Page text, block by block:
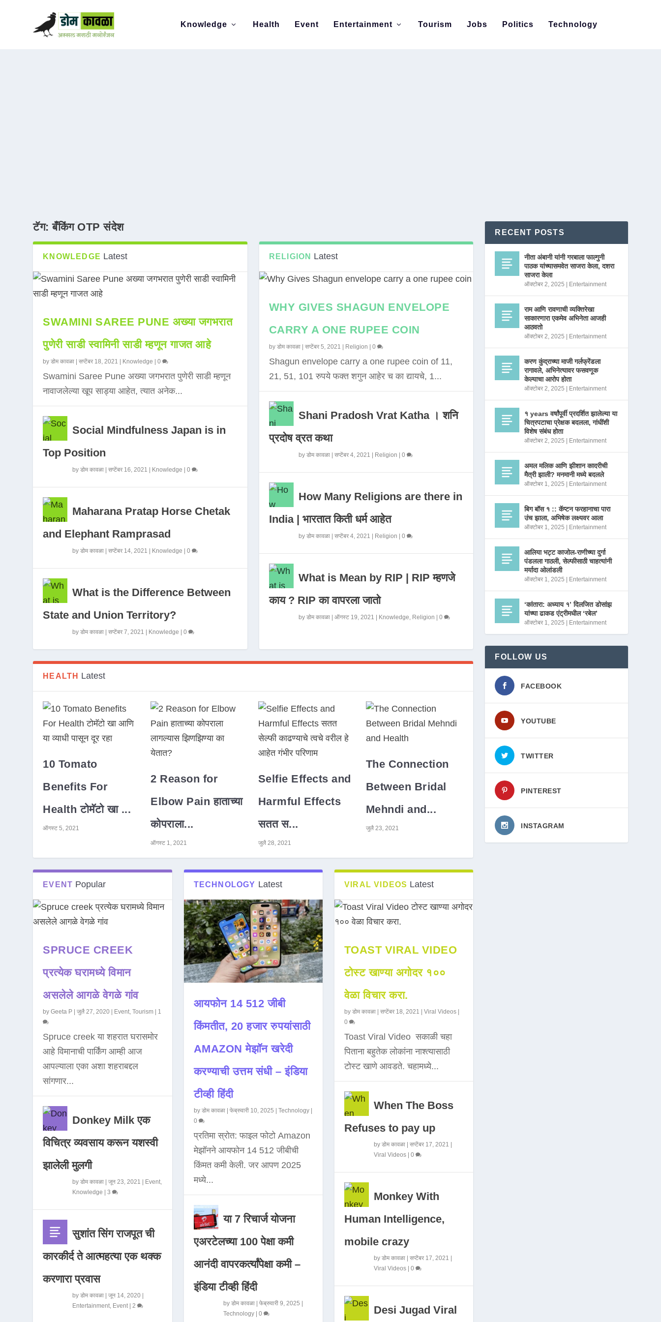
Knowledge Health Event Entertainment Tourism Jobs Politics Technology
टॅग:बँकिंग OTP संदेश
KNOWLEDGE Latest
SWAMINI SAREE PUNE अख्या जगभरात
पुणेरी साडी स्वामिनी साडी म्हणून गाजत आहे
byडोम कावळा |सप्टेंबर 18, 2021 Knowledge |0
Swamini Saree Pune अख्या जगभरात पुणेरी साडी म्हणून
नावाजलेल्या खूप साड्या आहेत, त्यात अनेक...
Social Mindfulness Japan is in
Top Position
byडोम कावळा |सप्टेंबर 16, 2021 Knowledge |0
Maharana Pratap Horse Chetak
and Elephant Ramprasad
byडोम कावळा |सप्टेंबर 14, 2021 Knowledge |0
What is the Difference Between
State and Union Territory?
byडोम कावळा |सप्टेंबर 7, 2021 Knowledge |0
RELIGION Latest
WHY GIVES SHAGUN ENVELOPE
CARRY A ONE RUPEE COIN
by डोम कावळा| सप्टेंबर 5, 2021 Religion 0
Shagun envelope carry a one rupee coin of 11,
21, 51, 101 रुपये फक्त शगुन आहेर च का द्यायचे, 1...
Shani Pradosh Vrat Katha । शनि
प्रदोष व्रत कथा
by डोम कावळा| सप्टेंबर 4, 2021 Religion 0
How Many Religions are there in
India | भारतात किती धर्म आहेत
by डोम कावळा| सप्टेंबर 4, 2021 Religion 0
What is Mean by RIP | RIP म्हणजे
काय ? RIP का वापरला जातो
by डोम कावळा| ऑगस्ट 19, 2021 Knowledge, Religion 0
HEALTH Latest
10 Tomato
Benefits For
Health टोमॅटो खा ...
ऑगस्ट 5, 2021
2 Reason for
Elbow Pain हाताच्या
कोपराला...
ऑगस्ट 1, 2021
Selfie Effects and
Harmful Effects
सतत स...
जुलै 28, 2021
The Connection
Between Bridal
Mehndi and...
जुलै 23, 2021
EVENT Popular
SPRUCE CREEK
प्रत्येक घरामध्ये विमान
असलेले आगळे वेगळे गांव
byGeeta P |जुलै 27, 2020 | Event ,Tourism | 1
Spruce creek या शहरात घरासमोर
आहे विमानाची पार्किंग आम्ही आज
आपल्याला एका अशा शहराबद्दल
सांगणार...
Donkey Milk एक
विचित्र व्यवसाय करून यशस्वी
झालेली मुलगी
byडोम कावळा |जून 23, 2021 | Event
Knowledge |3
सुशांत सिंग राजपूत ची
कारकीर्द ते आत्महत्या एक थक्क
करणारा प्रवास
byडोम कावळा |जून 14, 2020 |
Entertainment Event | 2
TECHNOLOGY Latest
आयफोन 14 512 जीबी
किंमतीत, 20 हजार रुपयांसाठी
AMAZON मेझॉन खरेदी
करण्याची उत्तम संधी – इंडिया
टीव्ही हिंदी
by डोम कावळा| फेब्रुवारी 10, 2025 Technology|
0
प्रतिमा स्रोत: फाइल फोटो Amazon
मेझॉनने आयफोन 14 512 जीबीची
किंमत कमी केली. जर आपण 2025
मध्ये...
या 7 रिचार्ज योजना
एअरटेलच्या 100 पेक्षा कमी
आनंदी वापरकर्त्यांपेक्षा कमी –
इंडिया टीव्ही हिंदी
by डोम कावळा| फेब्रुवारी 9, 2025
Technology| 0
VIRAL VIDEOS Latest
TOAST VIRAL VIDEO
टोस्ट खाण्या अगोदर १००
वेळा विचार करा.
by डोम कावळा| सप्टेंबर 18, 2021 | Viral Videos|
0
Toast Viral Video सकाळी चहा
पिताना बहुतेक लोकांना नाश्त्यासाठी
टोस्ट खाणे आवडते. चहामध्ये...
When The Boss
Refuses to pay up
by डोम कावळा| सप्टेंबर 17, 2021 |
Viral Videos| 0
Monkey With
Human Intelligence,
mobile crazy
by डोम कावळा| सप्टेंबर 17, 2021 |
Viral Videos| 0
Desi Jugad Viral
RECENT POSTS
नीता अंबानी यांनी गरबाला फाल्गुनी
पाठक यांच्यासमवेत साजरा केला, दशरा
साजरा केला
ऑक्टोबर 2, 2025 Entertainment
राम आणि रावणाची व्यक्तिरेखा
साकारणारा एकमेव अभिनेता आजही
आठवतो
ऑक्टोबर 2, 2025 Entertainment
करण कुंद्राच्या माजी गर्लफ्रेंडला
रागावले, अभिनेत्यावर फसवणूक
केल्याचा आरोप होता
ऑक्टोबर 2, 2025 Entertainment
१ years वर्षांपूर्वी प्रदर्शित झालेल्या या
चित्रपटाचा प्रेक्षक बदलला, गांधींशी
विशेष संबंध होता
ऑक्टोबर 2, 2025 Entertainment
अमल मलिक आणि झीशान कादरीची
मैत्री झाली? मनमानी मध्ये बदलले
ऑक्टोबर 1, 2025 Entertainment
बिग बॉस १ :: कॅप्टन फरहानाचा पारा
उंच झाला, अभिषेक लक्ष्यवर आला
ऑक्टोबर 1, 2025 Entertainment
आलिया भट्ट काजोल-राणीच्या दुर्गा
पंडलला गाठली, सेल्फीसाठी चाहत्यांनी
मर्यादा ओलांडली
ऑक्टोबर 1, 2025 Entertainment
‘कांतारा: अध्याय १’ दिलजित डोसांझ
यांच्या ढाकड एंट्रीमधील ‘रबेल’
ऑक्टोबर 1, 2025 Entertainment
FOLLOW US
FACEBOOK
YOUTUBE
TWITTER
PINTEREST
INSTAGRAM